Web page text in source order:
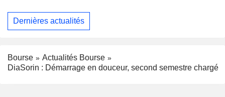
Dernières actualités
Bourse
Actualités Bourse
DiaSorin : Démarrage en douceur, second semestre chargé